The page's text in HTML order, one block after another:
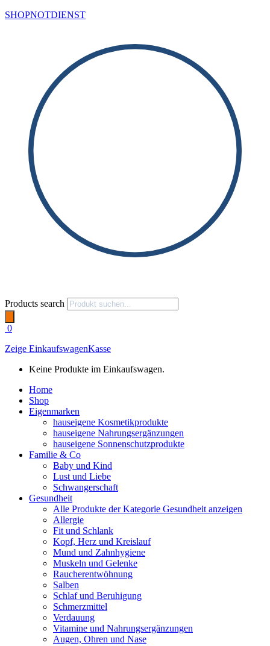
SHOPNOTDIENST
Products search
0
Zeige EinkaufswagenKasse
Keine Produkte im Einkaufswagen.
Home
Shop
Eigenmarken
hauseigene Kosmetikprodukte
hauseigene Nahrungsergänzungen
hauseigene Sonnenschutzprodukte
Familie & Co
Baby und Kind
Lust und Liebe
Schwangerschaft
Gesundheit
Alle Produkte der Kategorie Gesundheit anzeigen
Allergie
Fit und Schlank
Kopf, Herz und Kreislauf
Mund und Zahnhygiene
Muskeln und Gelenke
Raucherentwöhnung
Salben
Schlaf und Beruhigung
Schmerzmittel
Verdauung
Vitamine und Nahrungsergänzungen
Augen, Ohren und Nase